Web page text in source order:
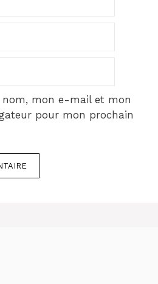
nom, mon e-mail et mon
pour mon prochain